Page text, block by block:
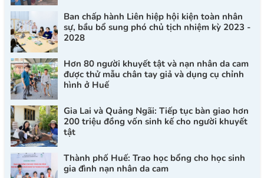
Ban chấp hành Liên hiệp hội kiện toàn nhân
sự, bầu bổ sung phó chủ tịch nhiệm kỳ 2023 -
2028
Hơn 80 người khuyết tật và nạn nhân da cam
được thử mẫu chân tay giả và dụng cụ chỉnh
hình ở Huế
Gia Lai và Quảng Ngãi: Tiếp tục bàn giao hơn
200 triệu đồng vốn sinh kế cho người khuyết
tật
Thành phố Huế: Trao học bổng cho học sinh
gia đình nạn nhân da cam